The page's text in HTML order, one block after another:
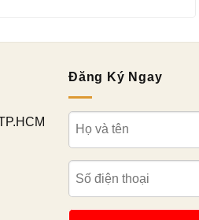
Đăng Ký Ngay